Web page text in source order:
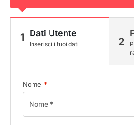
1 Dati Utente
Inserisci i tuoi dati 2
Nome *